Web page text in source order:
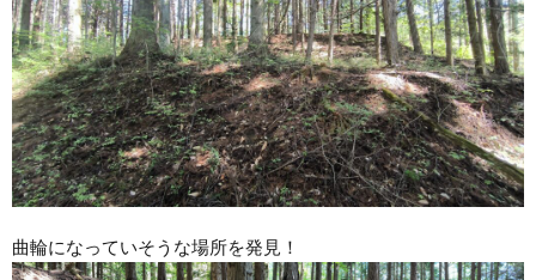
曲輪になっていそうな場所を発見！